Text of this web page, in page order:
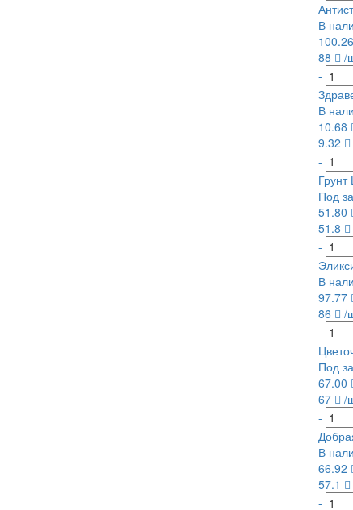
В
100.26
88
/
-
В
10.68
9.32
-
Под
51.80
51.8
-
В
97.77
86
/
-
Под
67.00
67
/
-
В
66.92
57.1
-